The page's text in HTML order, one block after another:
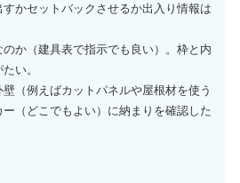
かセットバックさせるか出入り情報は
か（建具表で指示でも良い）。枠と内
い。
（例えばカットパネルや屋根材を使う
（どこでもよい）に納まりを確認した